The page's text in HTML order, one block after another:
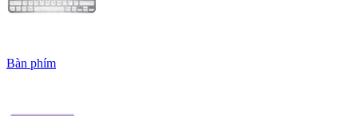
Bàn phím